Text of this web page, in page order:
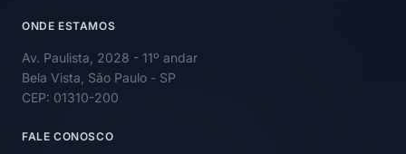
ONDE ESTAMOS
Av. Paulista, 2028 - 11º andar
Bela Vista, São Paulo - SP
CEP: 01310-200
FALE CONOSCO